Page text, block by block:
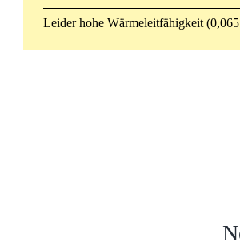
Leider hohe Wärmeleitfähigkeit